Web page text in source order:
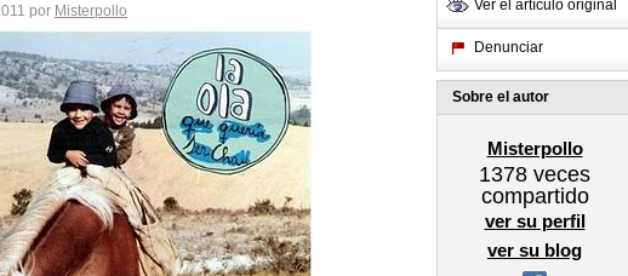
por Misterpollo Ver el artículo original
Denunciar
Sobre el autor
Misterpollo
1378 veces
compartido
ver su perfil
ver su blog